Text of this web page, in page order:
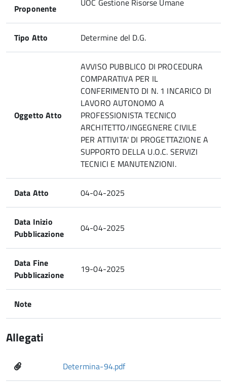
Proponente
UOC Gestione Risorse Umane
Tipo Atto Determine del D.G.
Oggetto Atto
AVVISO PUBBLICO DI PROCEDURA
COMPARATIVA PER IL
CONFERIMENTO DI N. 1 INCARICO DI
LAVORO AUTONOMO A
PROFESSIONISTA TECNICO
ARCHITETTO/INGEGNERE CIVILE
PER ATTIVITA' DI PROGETTAZIONE A
SUPPORTO DELLA U.O.C. SERVIZI
TECNICI E MANUTENZIONI.
Data Atto 04-04-2025
Data Inizio
Pubblicazione
04-04-2025
Data Fine
Pubblicazione
19-04-2025
Note
Allegati
Determina-94.pdf